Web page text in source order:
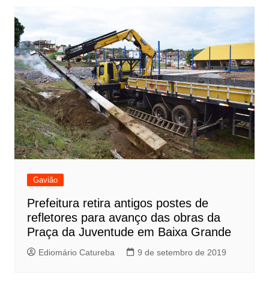
Gavião
Prefeitura retira antigos postes de
refletores para avanço das obras da
Praça da Juventude em Baixa Grande
Ediomário Catureba 9 de setembro de 2019